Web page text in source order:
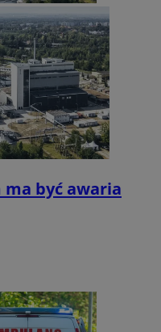
ma być awaria